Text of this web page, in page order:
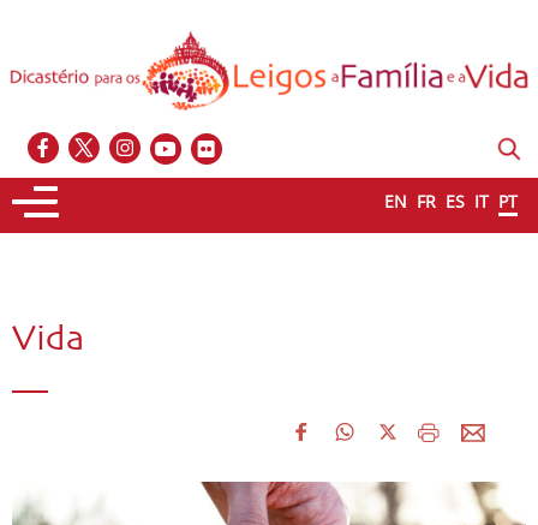
EN FR ES IT PT
Vida